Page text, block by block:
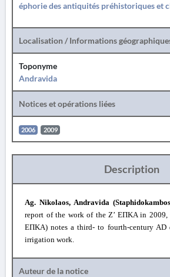
éphorie des antiquités préhistoriques et
Localisation / Informations
Toponyme
Andravida
Notices et opérations liées
2006 2009
Description
Ag. Nikolaos, Andravida
report of the work of the Ζ’ ΕΠΚΑin 2009,
ΕΠΚΑ) notes a third- to fourth-century AD
irrigation work.
Auteur de la notice